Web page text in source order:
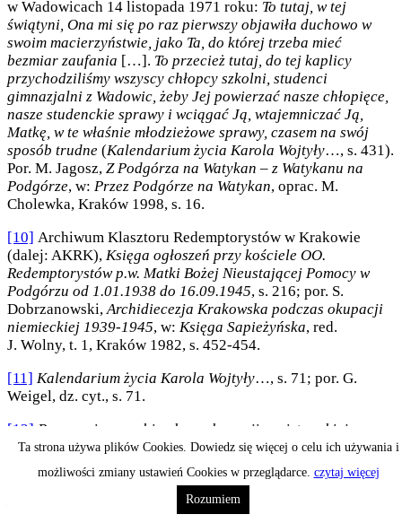
w Wadowicach 14 listopada 1971 roku: To tutaj, w tej
świątyni, Ona mi się po raz pierwszy objawiła duchowo w
swoim macierzyństwie, jako Ta, do której trzeba mieć
bezmiar zaufania […]. To przecież tutaj, do tej kaplicy
przychodziliśmy wszyscy chłopcy szkolni, studenci
gimnazjalni z Wadowic, żeby Jej powierzać nasze chłopięce,
nasze studenckie sprawy i wciągać Ją, wtajemniczać Ją,
Matkę, w te właśnie młodzieżowe sprawy, czasem na swój
sposób trudne (Kalendarium życia Karola Wojtyły…, s. 431).
Por. M. Jagosz, Z Podgórza na Watykan – z Watykanu na
Podgórze, w: Przez Podgórze na Watykan, oprac. M.
Cholewka, Kraków 1998, s. 16.
[10] Archiwum Klasztoru Redemptorystów w Krakowie
(dalej: AKRK), Księga ogłoszeń przy kościele OO.
Redemptorystów p.w. Matki Bożej Nieustającej Pomocy w
Podgórzu od 1.01.1938 do 16.09.1945, s. 216; por. S.
Dobrzanowski,Archidiecezja Krakowska podczas okupacji
niemieckiej 1939-1945, w: Księga Sapieżyńska, red.
J. Wolny, t. 1, Kraków 1982, s. 452-454.
[11] Kalendarium życia Karola Wojtyły…, s. 71; por. G.
Weigel, dz. cyt., s. 71.
[12] Przypominam sobie okres okupacji nazistowskiej w
Polsce w czasie II wojny światowej –mówił Jan Paweł II 30
czerwca 1990 roku w rzymskim kościele św. Alfonsa de
Pracowałem wówczas w jednej z fabryk w
Krakowie. Po pracy, często wstępowałem do kościoła
Redemptorystów, który mijałem w drodze do domu. W
Ta strona używa plików Cookies. Dowiedz się więcej o celu ich używania i
możliwości zmiany ustawień Cookies w przeglądarce. czytaj więcej
Rozumiem